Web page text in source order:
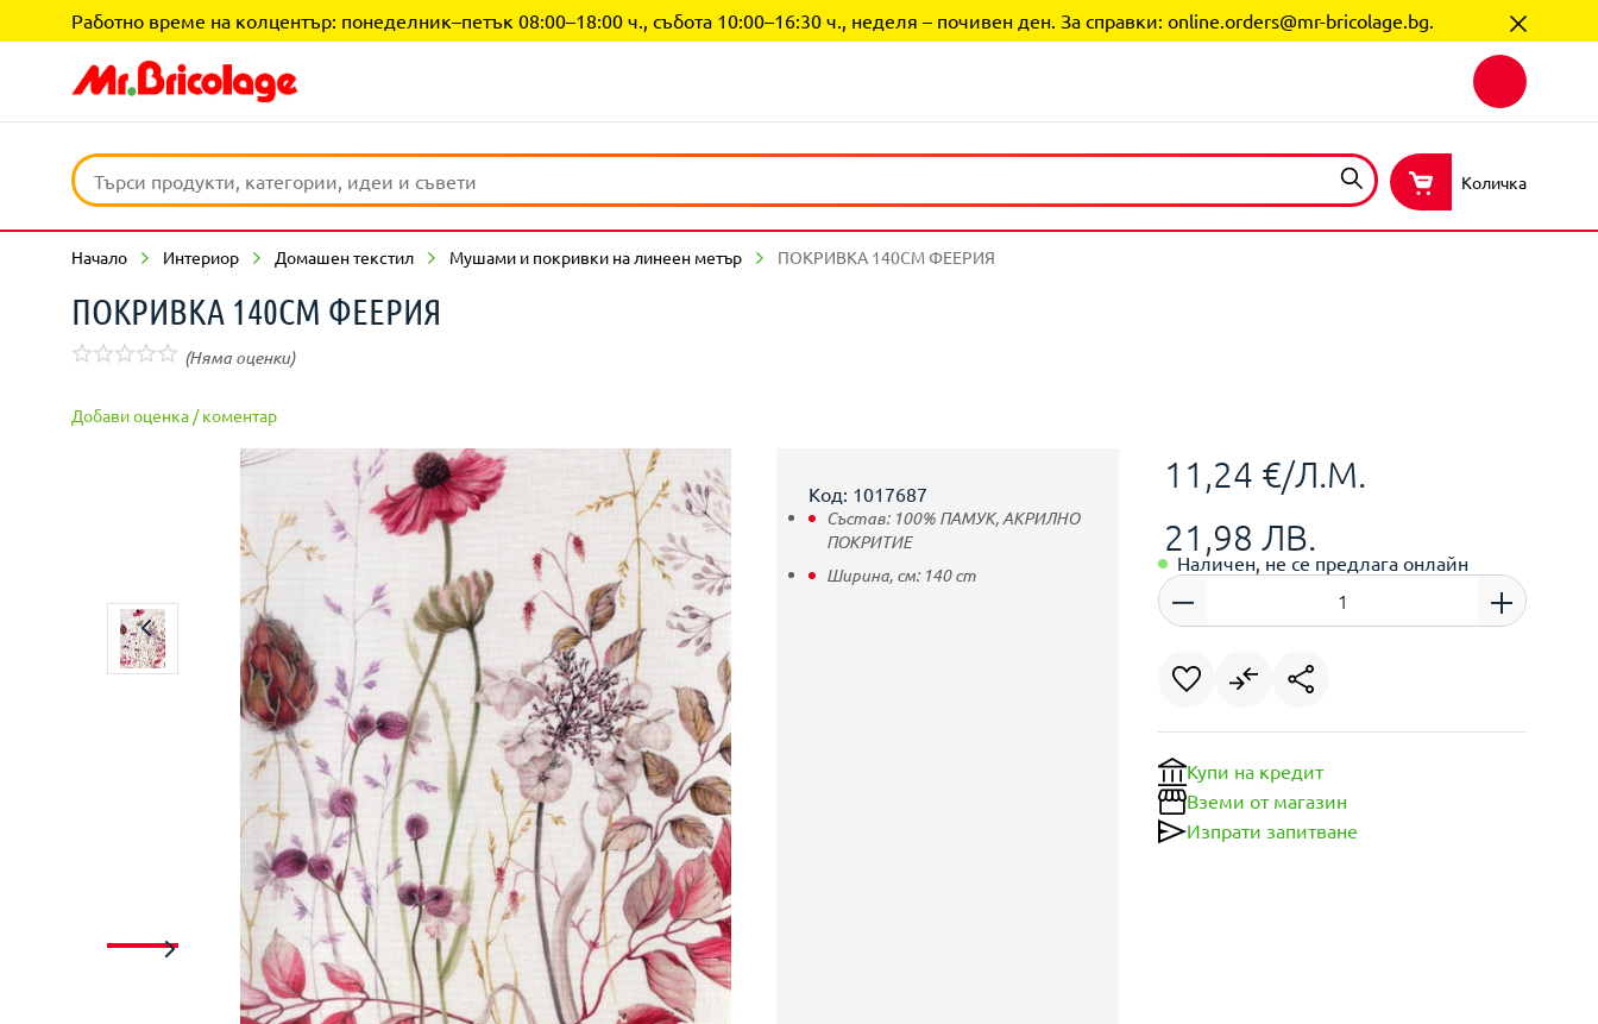
Работно време на колцентър: понеделник–петък 08:00–18:00 ч., събота 10:00–16:30 ч., неделя – почивен ден. За справки: online.orders@mr-bricolage.bg.
Количка
Начало Интериор Домашен текстил Мушами и покривки на линеен метър ПОКРИВКА 140СМ ФЕЕРИЯ
ПОКРИВКА 140СМ ФЕЕРИЯ
(Няма оценки)
Добави оценка / коментар
11,24 €/Л.М.
21,98 ЛВ.
Наличен, не се предлага онлайн
Купи на кредит
Вземи от магазин
Изпрати запитване
Код: 1017687
Състав: 100% ПАМУК,АКРИЛНО
ПОКРИТИЕ
Ширина, см: 140cm